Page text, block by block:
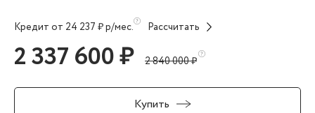
Кредит от 24 237 ₽ р/мес. Рассчитать
2 337 600 ₽ 2 840 000 ₽
Купить